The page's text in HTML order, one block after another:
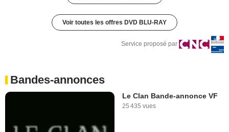
Voir toutes les offres DVD BLU-RAY
Service proposé par
Bandes-annonces
Le Clan Bande-annonce VF
25 435 vues